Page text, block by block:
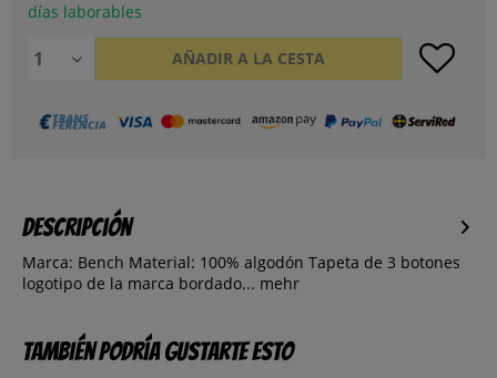
días laborables
AÑADIR A LA CESTA
Descripción
Marca: Bench Material: 100% algodón Tapeta de 3 botones
logotipo de la marca bordado... mehr
También podría gustarte esto